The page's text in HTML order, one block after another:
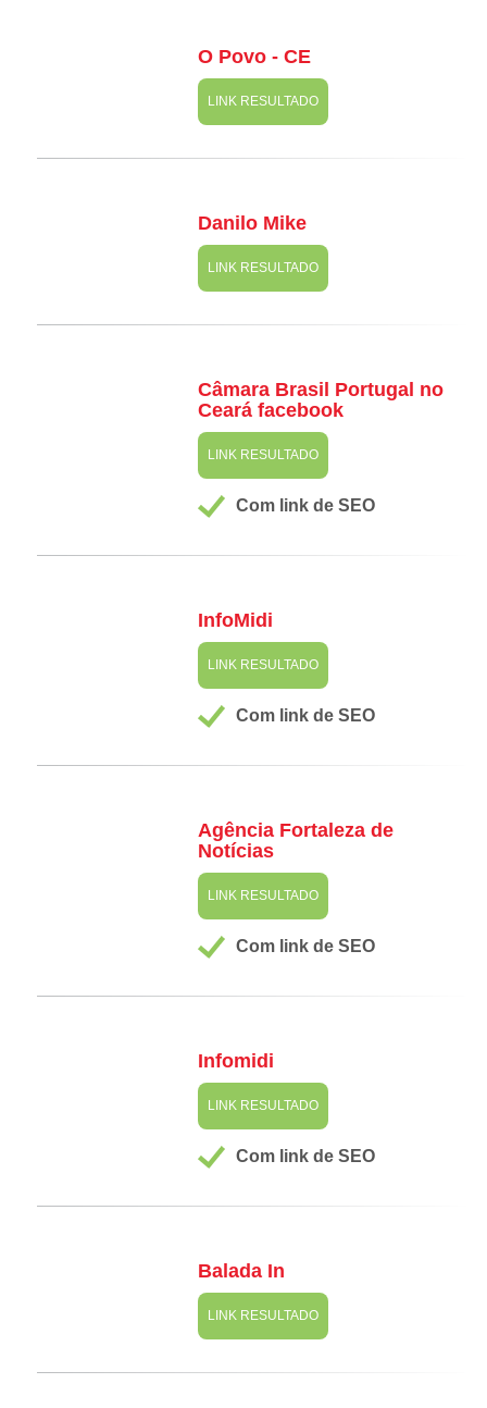
O Povo - CE
LINK RESULTADO
Danilo Mike
LINK RESULTADO
Câmara Brasil Portugal no
Ceará facebook
LINK RESULTADO
Com link de SEO
InfoMidi
LINK RESULTADO
Com link de SEO
Agência Fortaleza de
Notícias
LINK RESULTADO
Com link de SEO
Infomidi
LINK RESULTADO
Com link de SEO
Balada In
LINK RESULTADO